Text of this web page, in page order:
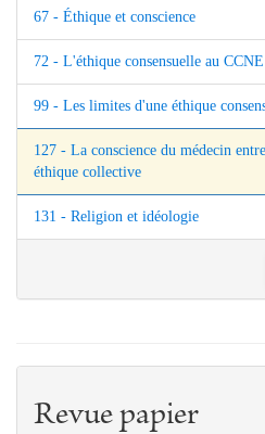
67 - Éthique et conscience
72 - L'éthique consensuelle au CCNE
99 - Les limites d'une éthique
127 - La conscience du médecin
éthique collective
131 - Religion et idéologie
Revue papier